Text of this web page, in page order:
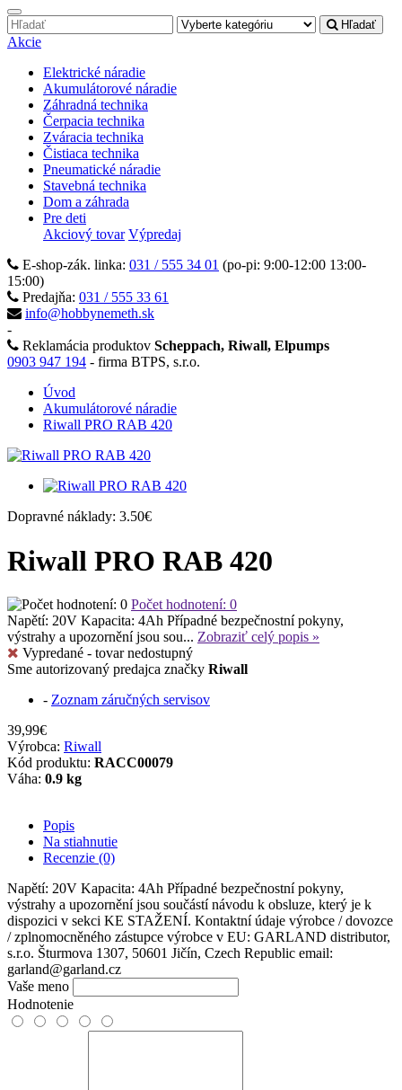
Hľadať
Akcie
Elektrické náradie
Akumulátorové náradie
Záhradná technika
Čerpacia technika
Zváracia technika
Čistiaca technika
Pneumatické náradie
Stavebná technika
Dom a záhrada
Pre deti
Akciový tovar Výpredaj
E-shop-zák. linka: 031 / 555 34 01 (po-pi: 9:00-12:00 13:00-
15:00)
Predajňa: 031 / 555 33 61
info@hobbynemeth.sk
-
Reklamácia produktov Scheppach, Riwall, Elpumps
0903 947 194 - firma BTPS, s.r.o.
Úvod
Akumulátorové náradie
Riwall PRO RAB 420
Dopravné náklady: 3.50€
Riwall PRO RAB 420
Počet hodnotení: 0
Napětí: 20V Kapacita: 4Ah Případné bezpečnostní pokyny,
výstrahy a upozornění jsou sou... Zobraziť celý popis »
Vypredané - tovar nedostupný
Sme autorizovaný predajca značky Riwall
- Zoznam záručných servisov
39,99€
Výrobca: Riwall
Kód produktu: RACC00079
Váha: 0.9 kg
Popis
Na stiahnutie
Recenzie (0)
Napětí: 20V Kapacita: 4Ah Případné bezpečnostní pokyny,
výstrahy a upozornění jsou součástí návodu k obsluze, který je k
dispozici v sekci KE STAŽENÍ. Kontaktní údaje výrobce / dovozce
/ zplnomocněného zástupce výrobce v EU: GARLAND distributor,
s.r.o. Šturmova 1307, 50601 Jičín, Czech Republic email:
garland@garland.cz
Vaše meno
Hodnotenie